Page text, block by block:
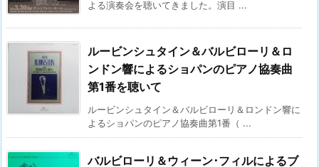
よる演奏会を聴いてきました。演目 ...
ルービンシュタイン＆バルビローリ＆ロ
ンドン響によるショパンのピアノ協奏曲
第1番を聴いて
ルービンシュタイン＆バルビローリ＆ロンドン響に
よるショパンのピアノ協奏曲第1番（ ...
バルビローリ＆ウィーン･フィルによるブ